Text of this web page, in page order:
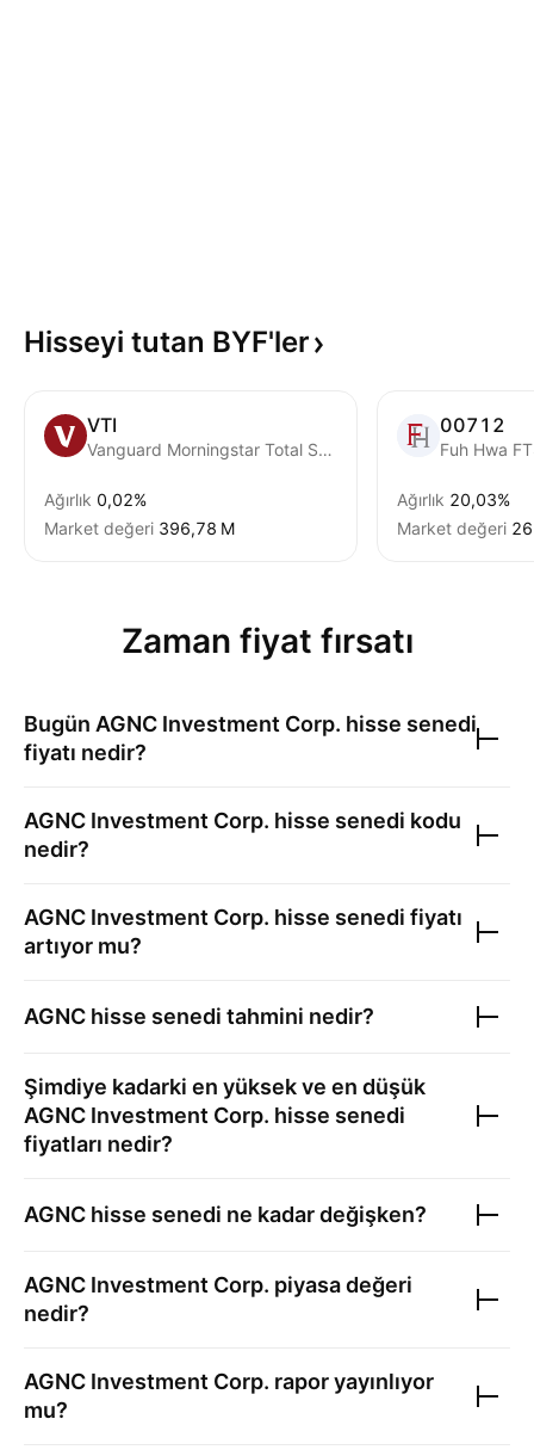
Hisseyi tutan BYF'ler
VTI
Vanguard Morningstar Total Stock Market ETF
Ağırlık 0,02%
Market değeri ‪396,78 M‬
00712
Ağırlık 20,03%
Market değeri
Zaman fiyat fırsatı
Bugün AGNC Investment Corp. hisse senedi
fiyatı nedir?
AGNC Investment Corp. hisse senedi kodu
nedir?
AGNC Investment Corp. hisse senedi fiyatı
artıyor mu?
AGNC hisse senedi tahmini nedir?
Şimdiye kadarki en yüksek ve en düşük
AGNC Investment Corp. hisse senedi
fiyatları nedir?
AGNC hisse senedi ne kadar değişken?
AGNC Investment Corp. piyasa değeri
nedir?
AGNC Investment Corp. rapor yayınlıyor
mu?